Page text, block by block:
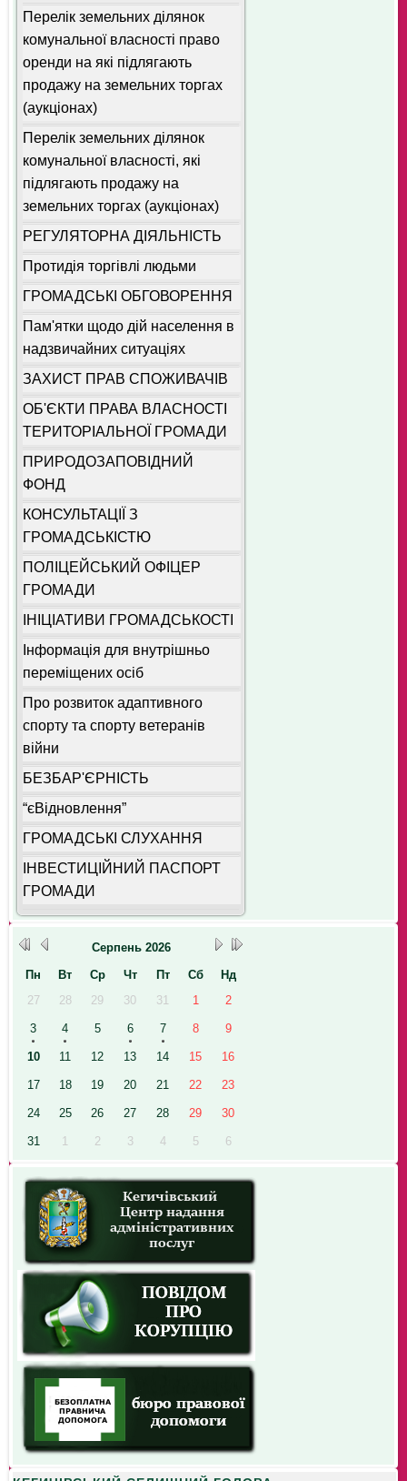
Перелік земельних ділянок
комунальної власності право
оренди на які підлягають
продажу на земельних торгах
(аукціонах)
Перелік земельних ділянок
комунальної власності, які
підлягають продажу на
земельних торгах (аукціонах)
РЕГУЛЯТОРНА ДІЯЛЬНІСТЬ
Протидія торгівлі людьми
ГРОМАДСЬКІ ОБГОВОРЕННЯ
Пам'ятки щодо дій населення в
надзвичайних ситуаціях
ЗАХИСТ ПРАВ СПОЖИВАЧІВ
ОБ'ЄКТИ ПРАВА ВЛАСНОСТІ
ТЕРИТОРІАЛЬНОЇ ГРОМАДИ
ПРИРОДОЗАПОВІДНИЙ
ФОНД
КОНСУЛЬТАЦІЇ З
ГРОМАДСЬКІСТЮ
ПОЛІЦЕЙСЬКИЙ ОФІЦЕР
ГРОМАДИ
ІНІЦІАТИВИ ГРОМАДСЬКОСТІ
Інформація для внутрішньо
переміщених осіб
Про розвиток адаптивного
спорту та спорту ветеранів
війни
БЕЗБАР'ЄРНІСТЬ
“єВідновлення”
ГРОМАДСЬКІ СЛУХАННЯ
ІНВЕСТИЦІЙНИЙ ПАСПОРТ
ГРОМАДИ
Серпень 2026
Пн
Вт Ср Чт Пт Сб
Нд
27
28 29 30 31 1 2
3 4 5 6 7 8 9
10 11 12 13 14 15 16
17 18 19 20 21 22 23
24 25 26 27 28 29 30
31 1 2 3 4 5 6